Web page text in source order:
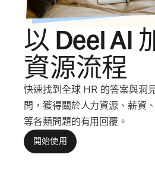
以 Deel AI
資源流程
快速找到全球 HR 的答案與洞
問，獲得關於人力資源、薪資
等各類問題的有用回覆。
開始使用